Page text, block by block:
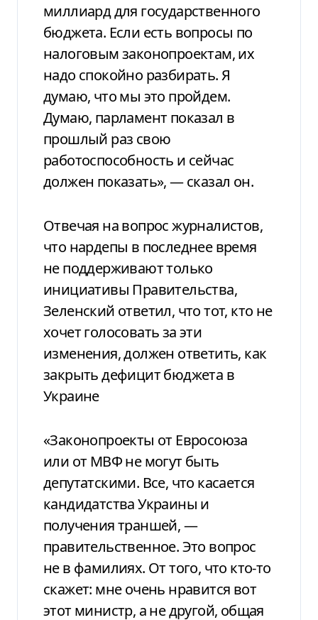
миллиард для государственного
бюджета. Если есть вопросы по
налоговым законопроектам, их
надо спокойно разбирать. Я
думаю, что мы это пройдем.
Думаю, парламент показал в
прошлый раз свою
работоспособность и сейчас
должен показать», — сказал он.
Отвечая на вопрос журналистов,
что нардепы в последнее время
не поддерживают только
инициативы Правительства,
Зеленский ответил, что тот, кто не
хочет голосовать за эти
изменения, должен ответить, как
закрыть дефицит бюджета в
Украине
«Законопроекты от Евросоюза
или от МВФ не могут быть
депутатскими. Все, что касается
кандидатства Украины и
получения траншей, —
правительственное. Это вопрос
не в фамилиях. От того, что кто-то
скажет: мне очень нравится вот
этот министр, а не другой, общая